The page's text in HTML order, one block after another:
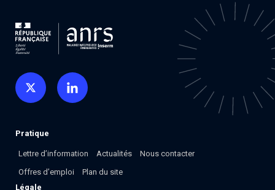
Pratique
Lettre d’information Actualités
Nous contacter
Offres d’emploi
Plan du site
Légale